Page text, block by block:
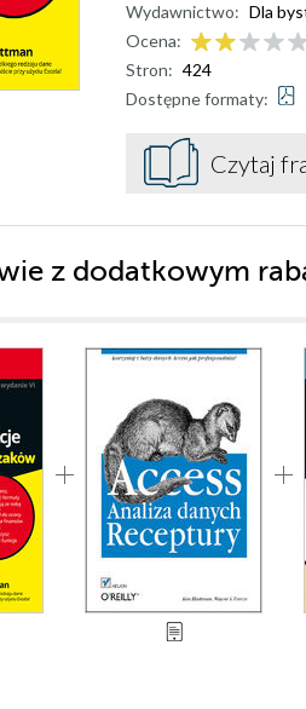
Wydawnictwo: Dla
Ocena:
Stron: 424
Dostępne formaty:
Czytaj
z dodatkowym